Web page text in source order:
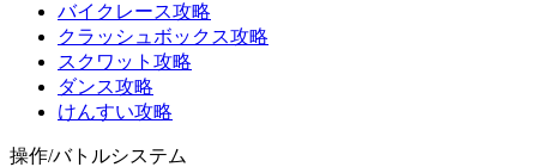
バイクレース攻略
クラッシュボックス攻略
スクワット攻略
ダンス攻略
けんすい攻略
操作/バトルシステム